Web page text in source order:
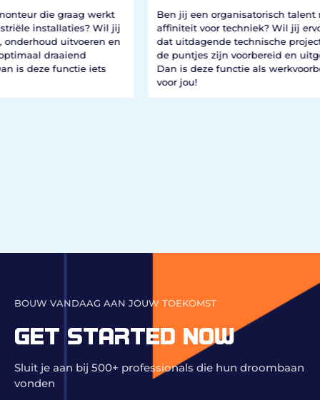
jij
en
Ben jij een organisatorisch talent met
affiniteit voor techniek? Wil jij ervoor zorgen
dat uitdagende technische projecten tot in
de puntjes zijn voorbereid en uitgevoerd?
Dan is deze functie als werkvoorbereider iets
BOUW VANDAAG AAN JOUW TOEKOMST
GET STARTED NOW
Sluit je aan bij 500+ professionals die hun droombaan
vonden